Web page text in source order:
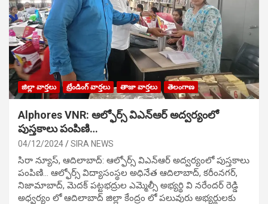
జిల్లా వార్తలు ట్రేండింగ్ వార్తలు తాజా వార్తలు తెలంగాణ
Alphores VNR: ఆల్ఫోర్స్ విఎన్ఆర్ అద్వర్యంలో
పుస్తకాలు పంపిణి…
04/12/2024 SIRA NEWS
సిరా న్యూస్, ఆదిలాబాద్: ఆల్ఫోర్స్ విఎన్ఆర్ అద్వర్యంలో పుస్తకాలు
పంపిణి… ఆల్ఫోర్స్ విద్యాసంస్థల అధినేత ఆదిలాబాద్, కరీంనగర్,
నిజామాబాద్, మెదక్ పట్టభద్రుల ఎమ్మెల్సీ అభ్యర్థి వి నరేందర్ రెడ్డి
అధ్వర్యం లో ఆదిలాబాద్ జిల్లా కేంద్రం లో పలువురు అభ్యర్థులకు